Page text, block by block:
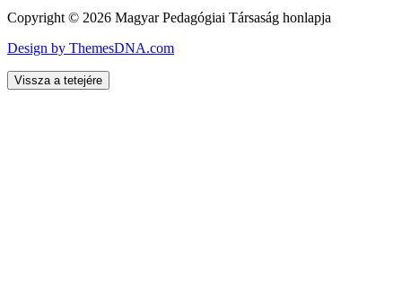
Copyright © 2026 Magyar Pedagógiai Társaság honlapja
Design by ThemesDNA.com
Vissza a tetejére